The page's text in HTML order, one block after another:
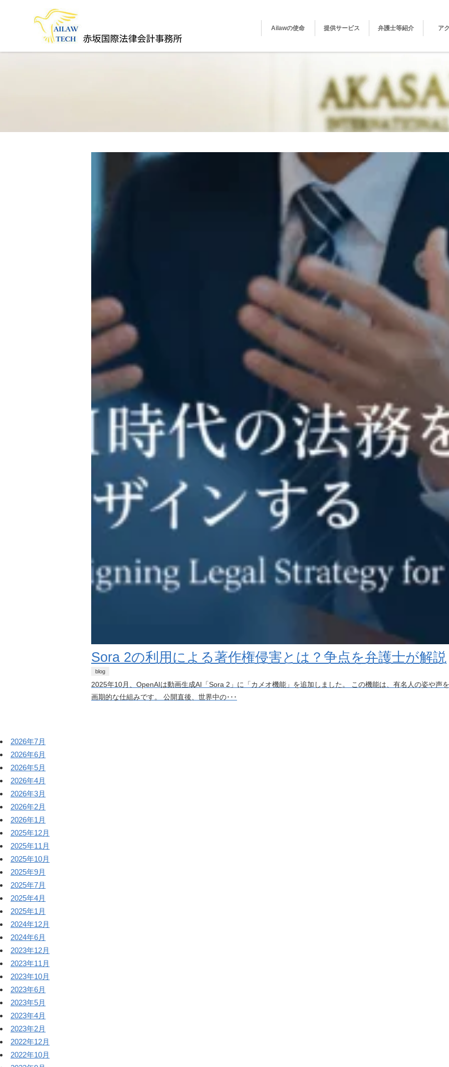
Ailawの使命 提供サービス 弁護士等紹介 ア
Sora 2の利用による著作権侵害とは？争点を弁護士が解説
blog
2025年10月、OpenAIは動画生成AI「Sora 2」に「カメオ機能」を追加しました。 この機能は、有名人の姿や声
画期的な仕組みです。 公開直後、世界中の･･･
2026年7月
2026年6月
2026年5月
2026年4月
2026年3月
2026年2月
2026年1月
2025年12月
2025年11月
2025年10月
2025年9月
2025年7月
2025年4月
2025年1月
2024年12月
2024年6月
2023年12月
2023年11月
2023年10月
2023年6月
2023年5月
2023年4月
2023年2月
2022年12月
2022年10月